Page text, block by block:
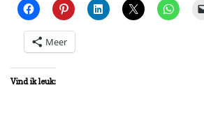
Meer
Vind ik leuk: